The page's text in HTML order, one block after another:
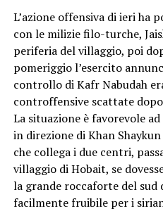
L’azione offensiva di ieri ha
con le milizie filo-turche,
periferia del villaggio, poi
pomeriggio l’esercito
controllo di Kafr Nabudah
controffensive scattate
La situazione è favorevole
in direzione di Khan
che collega i due centri,
villaggio di Hobait, se
la grande roccaforte del sud
facilmente fruibile per i